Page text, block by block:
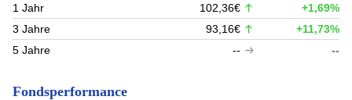
1 Jahr
102,36€
+1,69%
3 Jahre
93,16€
+11,73%
5 Jahre
-- --
Fondsperformance